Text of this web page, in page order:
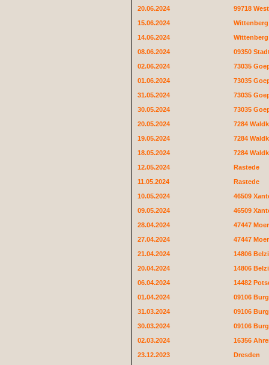
20.06.2024
99718
15.06.2024
Wittenberg
14.06.2024
Wittenberg
08.06.2024
09350
02.06.2024
73035
01.06.2024
73035
31.05.2024
73035
30.05.2024
73035
20.05.2024
7284
19.05.2024
7284
18.05.2024
7284
12.05.2024
Rastede
11.05.2024
Rastede
10.05.2024
46509
09.05.2024
46509
28.04.2024
47447
27.04.2024
47447
21.04.2024
14806
20.04.2024
14806
06.04.2024
14482
01.04.2024
09106
31.03.2024
09106
30.03.2024
09106
02.03.2024
16356
23.12.2023
Dresden